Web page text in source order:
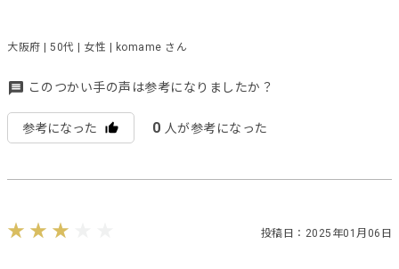
大阪府 | 50代 | 女性 | komame さん
このつかい手の声は参考になりましたか？
参考になった 0 人が参考になった
投稿日：2025年01月06日